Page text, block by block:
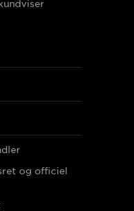
og officiel